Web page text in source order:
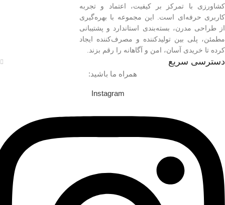
کشاورزی با تمرکز بر کیفیت، اعتماد و تجربه
کاربری حرفه‌ای است. این مجموعه با بهره‌گیری
از طراحی مدرن، بسته‌بندی استاندارد و پشتیبانی
مطمئن، پلی بین تولیدکننده و مصرف‌کننده ایجاد
کرده تا خریدی آسان، امن و آگاهانه را رقم بزند.
دسترسی سریع
همراه ما باشید:
Instagram